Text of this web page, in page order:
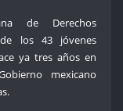
de Derechos
los 43 jóvenes
ya tres años en
mexicano